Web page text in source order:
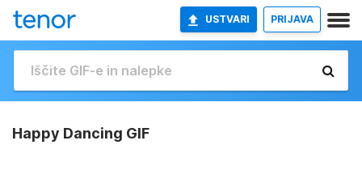
USTVARI PRIJAVA
Happy Dancing GIF